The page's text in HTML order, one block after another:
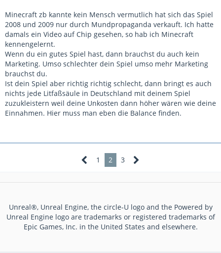
Minecraft zb kannte kein Mensch vermutlich hat sich das Spiel
2008 und 2009 nur durch Mundpropaganda verkauft. Ich hatte
damals ein Video auf Chip gesehen, so hab ich Minecraft
kennengelernt.
Wenn du ein gutes Spiel hast, dann brauchst du auch kein
Marketing. Umso schlechter dein Spiel umso mehr Marketing
brauchst du.
Ist dein Spiel aber richtig richtig schlecht, dann bringt es auch
nichts jede Litfaßsäule in Deutschland mit deinem Spiel
zuzukleistern weil deine Unkosten dann höher wären wie deine
Einnahmen. Hier muss man eben die Balance finden.
1 2 3
Unreal®, Unreal Engine, the circle-U logo and the Powered by
Unreal Engine logo are trademarks or registered trademarks of
Epic Games, Inc. in the United States and elsewhere.